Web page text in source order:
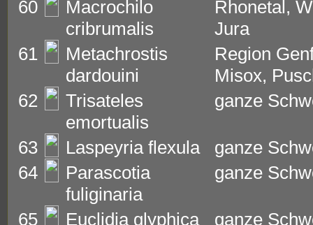
60
Macrochilo
cribrumalis
Rhonetal,
Jura
61
Metachrostis
dardouini
Region
Misox,
62
Trisateles
emortualis
ganze
63 Laspeyria flexula
ganze
64
Parascotia
fuliginaria
ganze
65 Euclidia glyphica
ganze